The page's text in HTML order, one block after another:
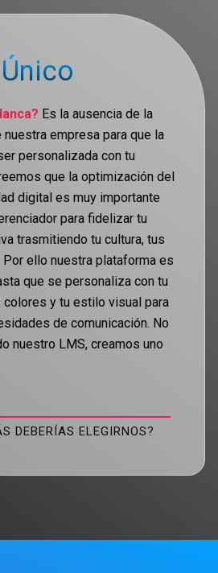
Único
Es la ausencia de la
empresa para que la
personalizada con tu
que la optimización del
digital es muy importante
para fidelizar tu
trasmitiendo tu cultura, tus
Por ello nuestra plataforma es
que se personaliza con tu
y tu estilo visual para
de comunicación. No
nuestro LMS, creamos uno
DEBERÍAS ELEGIRNOS?